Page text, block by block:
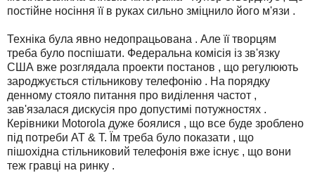
постійне носіння її в руках сильно зміцнило його м'язи .
Техніка була явно недопрацьована . Але її творцям
треба було поспішати. Федеральна комісія із зв'язку
США вже розглядала проекти постанов , що регулюють
зароджується стільникову телефонію . На порядку
денному стояло питання про виділення частот ,
зав'язалася дискусія про допустимі потужностях .
Керівники Motorola дуже боялися , що все буде зроблено
під потреби AT & T. Їм треба було показати , що
пішохідна стільниковий телефонія вже існує , що вони
теж гравці на ринку .